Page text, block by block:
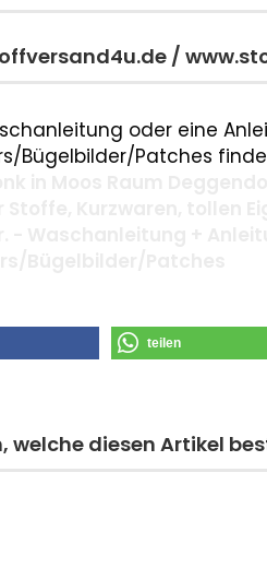
/
oder eine
Bügelbilder/Patches
teilen
welche diesen Artikel